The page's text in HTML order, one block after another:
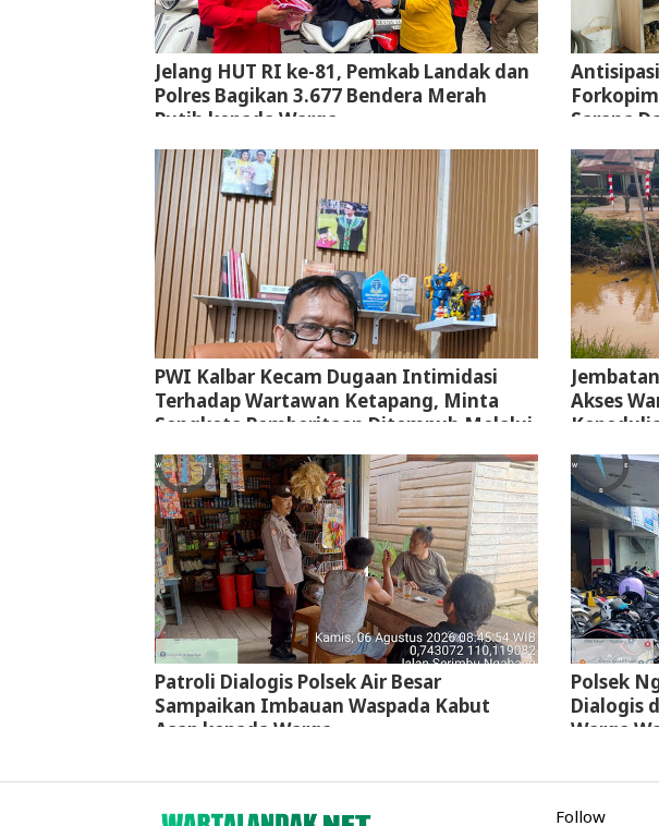
Jelang HUT RI ke-81, Pemkab Landak dan
Polres Bagikan 3.677 Bendera Merah
Putih kepada Warga
Sarana
PWI Kalbar Kecam Dugaan Intimidasi
Terhadap Wartawan Ketapang, Minta
Sengketa Pemberitaan Ditempuh Melalui
Jalur Hukum
Akses
Patroli Dialogis Polsek Air Besar
Sampaikan Imbauan Waspada Kabut
Asap kepada Warga
Polsek
Dialogis
Warga
Follow